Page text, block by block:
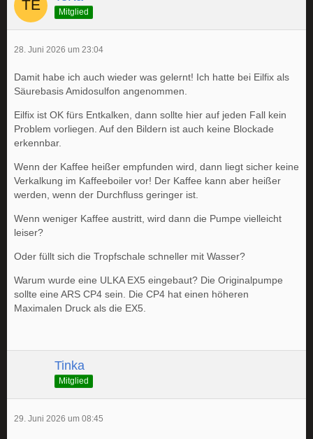
Mitglied
28. Juni 2026 um 23:04
Damit habe ich auch wieder was gelernt! Ich hatte bei Eilfix als
Säurebasis Amidosulfon angenommen.
Eilfix ist OK fürs Entkalken, dann sollte hier auf jeden Fall kein
Problem vorliegen. Auf den Bildern ist auch keine Blockade
erkennbar.
Wenn der Kaffee heißer empfunden wird, dann liegt sicher keine
Verkalkung im Kaffeeboiler vor! Der Kaffee kann aber heißer
werden, wenn der Durchfluss geringer ist.
Wenn weniger Kaffee austritt, wird dann die Pumpe vielleicht
leiser?
Oder füllt sich die Tropfschale schneller mit Wasser?
Warum wurde eine ULKA EX5 eingebaut? Die Originalpumpe
sollte eine ARS CP4 sein. Die CP4 hat einen höheren
Maximalen Druck als die EX5.
Tinka
Mitglied
29. Juni 2026 um 08:45